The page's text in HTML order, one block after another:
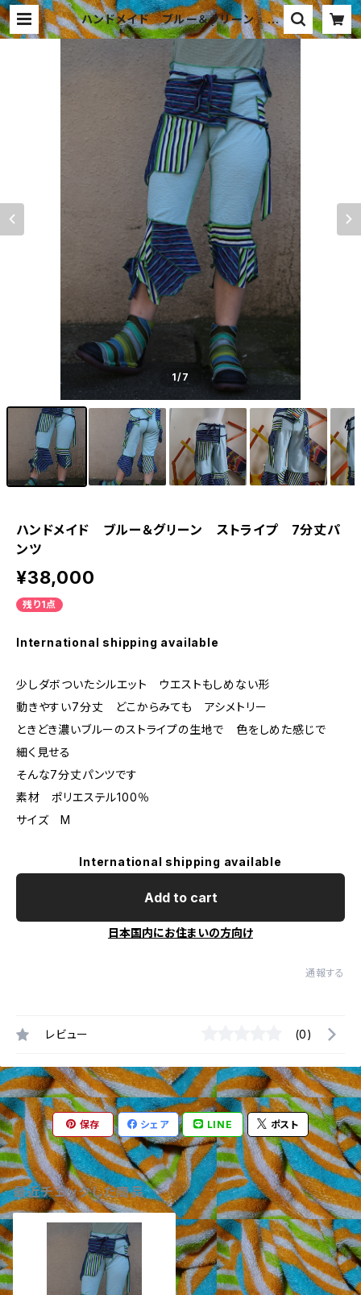
ハンドメイド ブルー＆グリーン ス
トライプ 7分丈パンツ | Sowelu.k
eiko kadoto
1/7
ハンドメイド ブルー＆グリーン ストライプ 7分丈パ
ンツ
¥38,000
残り1点
International shipping available
少しダボついたシルエット ウエストもしめない形
動きやすい7分丈 どこからみても アシメトリー
ときどき濃いブルーのストライプの生地で 色をしめた感じで
細く見せる
そんな7分丈パンツです
素材 ポリエステル100％
サイズ M
International shipping available
Add to cart
日本国内にお住まいの方向け
通報する
レビュー (0)
保存 シェア LINE ポスト
最近チェックした商品